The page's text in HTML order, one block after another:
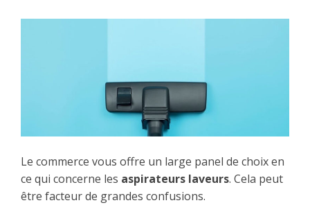
Le commerce vous offre un large panel de choix en
ce qui concerne les aspirateurs laveurs. Cela peut
être facteur de grandes confusions.